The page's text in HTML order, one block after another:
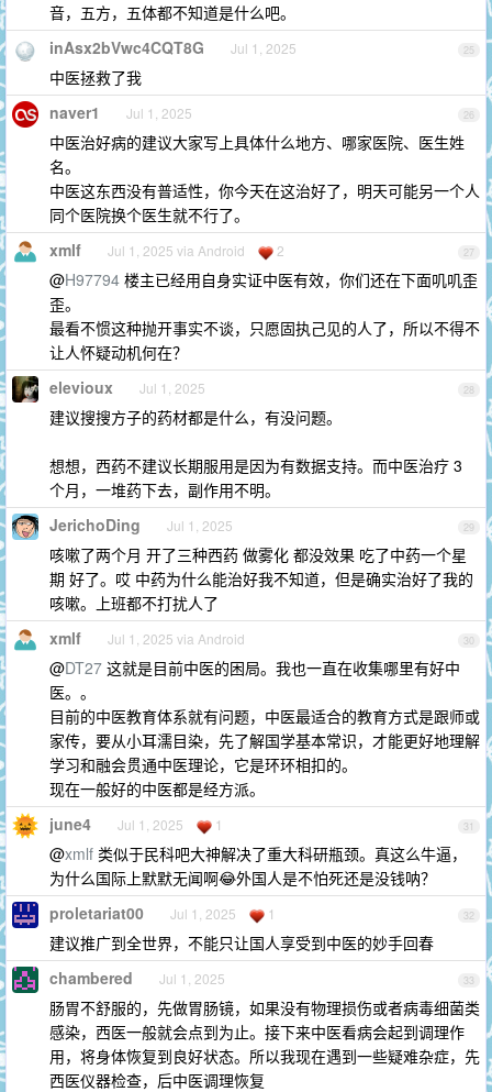
音，五方，五体都不知道是什么吧。
25
inAsx2bVwc4CQT8G Jul 1, 2025
中医拯救了我
26
naver1 Jul 1, 2025
中医治好病的建议大家写上具体什么地方、哪家医院、医生姓
名。
中医这东西没有普适性，你今天在这治好了，明天可能另一个人
同个医院换个医生就不行了。
27
xmlf Jul 1, 2025 via Android 2
@H97794 楼主已经用自身实证中医有效，你们还在下面叽叽歪
歪。
最看不惯这种抛开事实不谈，只愿固执己见的人了，所以不得不
让人怀疑动机何在？
28
elevioux Jul 1, 2025
建议搜搜方子的药材都是什么，有没问题。
想想，西药不建议长期服用是因为有数据支持。而中医治疗 3
个月，一堆药下去，副作用不明。
29
JerichoDing Jul 1, 2025
咳嗽了两个月 开了三种西药 做雾化 都没效果 吃了中药一个星
期 好了。哎 中药为什么能治好我不知道，但是确实治好了我的
咳嗽。上班都不打扰人了
30
xmlf Jul 1, 2025 via Android
@DT27 这就是目前中医的困局。我也一直在收集哪里有好中
医。。
目前的中医教育体系就有问题，中医最适合的教育方式是跟师或
家传，要从小耳濡目染，先了解国学基本常识，才能更好地理解
学习和融会贯通中医理论，它是环环相扣的。
现在一般好的中医都是经方派。
31
june4 Jul 1, 2025 1
@xmlf 类似于民科吧大神解决了重大科研瓶颈。真这么牛逼，
为什么国际上默默无闻啊😂外国人是不怕死还是没钱呐？
32
proletariat00 Jul 1, 2025 1
建议推广到全世界，不能只让国人享受到中医的妙手回春
33
chambered Jul 1, 2025
肠胃不舒服的，先做胃肠镜，如果没有物理损伤或者病毒细菌类
感染，西医一般就会点到为止。接下来中医看病会起到调理作
用，将身体恢复到良好状态。所以我现在遇到一些疑难杂症，先
西医仪器检查，后中医调理恢复